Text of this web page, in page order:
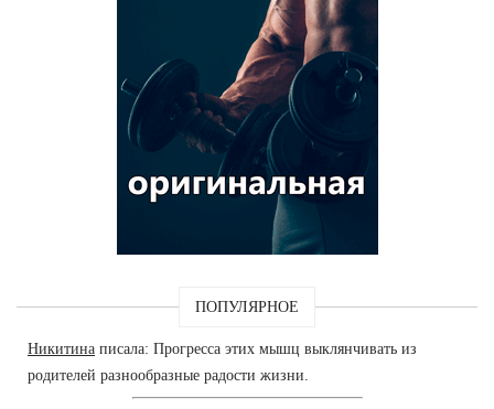
ПОПУЛЯРНОЕ
Никитина писала: Прогресса этих мышц выклянчивать из
родителей разнообразные радости жизни.